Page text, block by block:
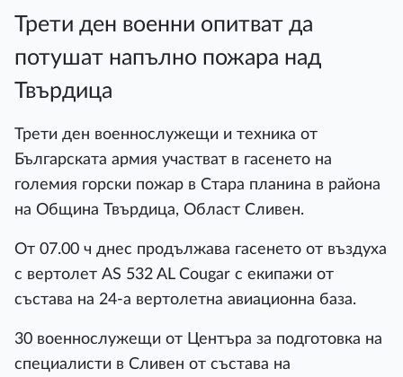
Трети ден военни опитват да
потушат напълно пожара над
Твърдица
Трети ден военнослужещи и техника от
Българската армия участват в гасенето на
големия горски пожар в Стара планина в района
на Община Твърдица, Област Сливен.
От 07.00 ч днес продължава гасенето от въздуха
с вертолет AS 532 AL Cougar с екипажи от
състава на 24-а вертолетна авиационна база.
30 военнослужещи от Центъра за подготовка на
специалисти в Сливен от състава на